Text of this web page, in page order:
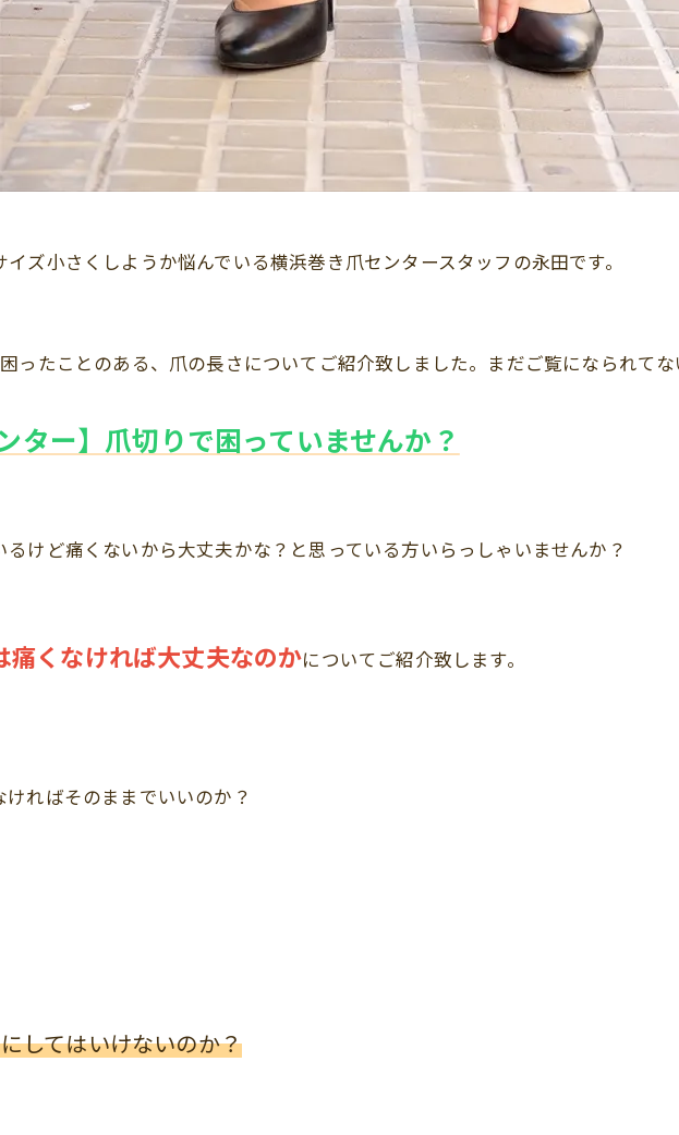
ズ小さくしようか悩んでいる横浜巻き爪センタースタッフの永田です。
ったことのある、爪の長さについてご紹介致しました。まだご覧になられて
ター】爪切りで困っていませんか？
けど痛くないから大丈夫かな？と思っている方いらっしゃいませんか？
痛くなければ大丈夫なのかについてご紹介致します。
ればそのままでいいのか？
してはいけないのか？